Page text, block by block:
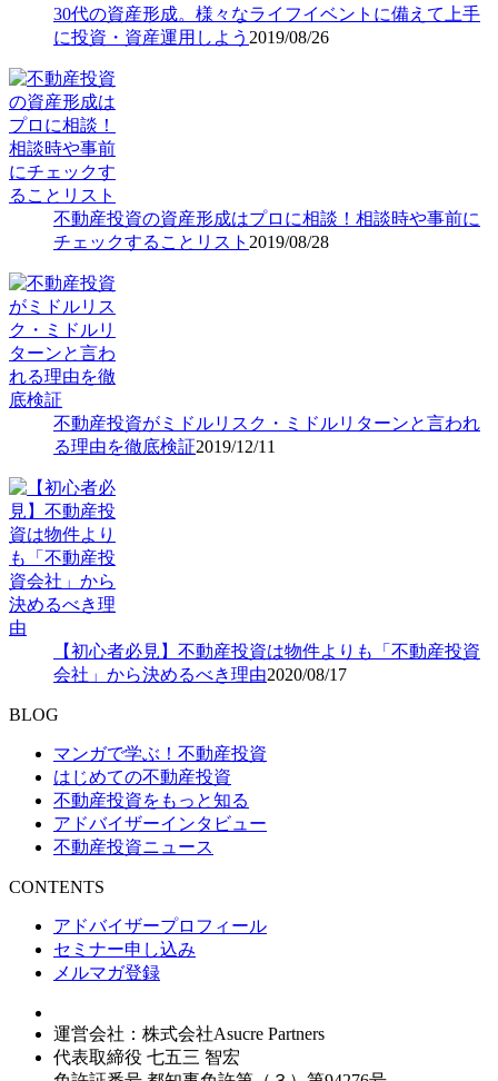
30代の資産形成。様々なライフイベントに備えて上手
に投資・資産運用しよう 2019/08/26
不動産投資の資産形成はプロに相談！相談時や事前に
チェックすることリスト 2019/08/28
不動産投資がミドルリスク・ミドルリターンと言われ
る理由を徹底検証2019/12/11
【初心者必見】不動産投資は物件よりも「不動産投資
会社」から決めるべき理由2020/08/17
BLOG
マンガで学ぶ！不動産投資
はじめての不動産投資
不動産投資をもっと知る
アドバイザーインタビュー
不動産投資ニュース
CONTENTS
アドバイザープロフィール
セミナー申し込み
メルマガ登録
運営会社：株式会社Asucre Partners
代表取締役 七五三 智宏